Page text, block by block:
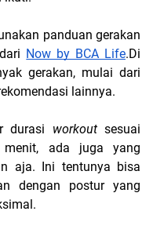
panduan gerakan
Now by BCA Life.Di
gerakan, mulai dari
lainnya.
durasi workout sesuai
ada juga yang
aja. Ini tentunya bisa
dengan postur yang